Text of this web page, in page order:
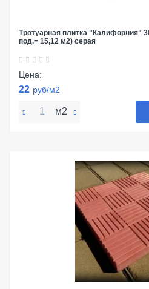
Тротуарная плитка "Калифорния"
под.= 15,12 м2) серая
Цена:
22 руб/м2
м2